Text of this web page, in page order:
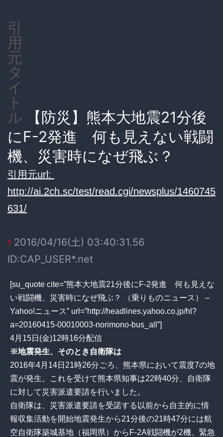
引
用
元
タ
イ
ト
ル
【防災】熊本大地震21分後
にF-2発進 何も見えない戦闘
機、災害時になぜ飛ぶ？
引用元url:
http://ai.2ch.sc/test/read.cgi/newsplus/1460745
631/
1 2016/04/16(土) 03:40:31.56
ID:CAP_USER*.net
[su_quote cite=”熊本大地震21分後にF-2発進 何も見えな
い戦闘機、災害時になぜ飛ぶ？ （乗りものニュース） –
Yahoo!ニュース” url=”http://headlines.yahoo.co.jp/hl?
a=20160415-00010003-norimono-bus_all”]
4月15日(金)12時16分配信
※地震発生、そのとき自衛隊は
2016年4月14日21時26分ごろ、熊本県において震度7の地
震が発生。これを受けて熊本県知事は22時40分、自衛隊
に対して災害派遣要請を行いました。
自衛隊は、災害派遣要請を受諾する以前から自主的に情
報収集活動を開始地震発生から21分後の21時47分には航
空自衛隊築城基地（福岡県）からF-2A戦闘機が2機、緊急